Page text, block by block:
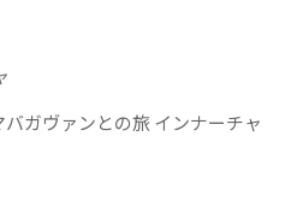
ガヴァンとの旅 インナーチャ